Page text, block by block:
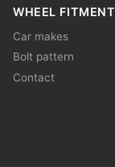
WHEEL FITMENT
Car makes
Bolt pattern
Contact